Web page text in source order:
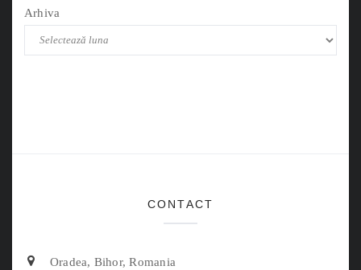
Arhiva
CONTACT
Oradea, Bihor, Romania